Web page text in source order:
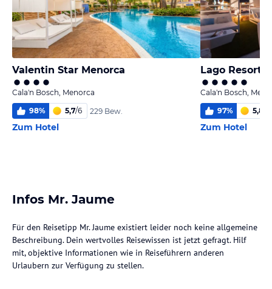
Valentin Star Menorca
Cala'n Bosch, Menorca
98% 5,7/6 229 Bew.
Zum Hotel
Cala'n Bosch,
97% 5,8
Zum Hotel
Infos Mr. Jaume
Für den Reisetipp Mr. Jaume existiert leider noch keine allgemeine
Beschreibung. Dein wertvolles Reisewissen ist jetzt gefragt. Hilf
mit, objektive Informationen wie in Reiseführern anderen
Urlaubern zur Verfügung zu stellen.